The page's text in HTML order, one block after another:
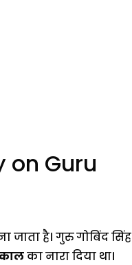
on Guru
जाता है। गुरु गोबिंद सिंह
का नारा दिया था।